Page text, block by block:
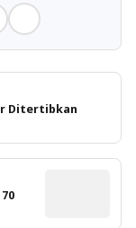
Ditertibkan